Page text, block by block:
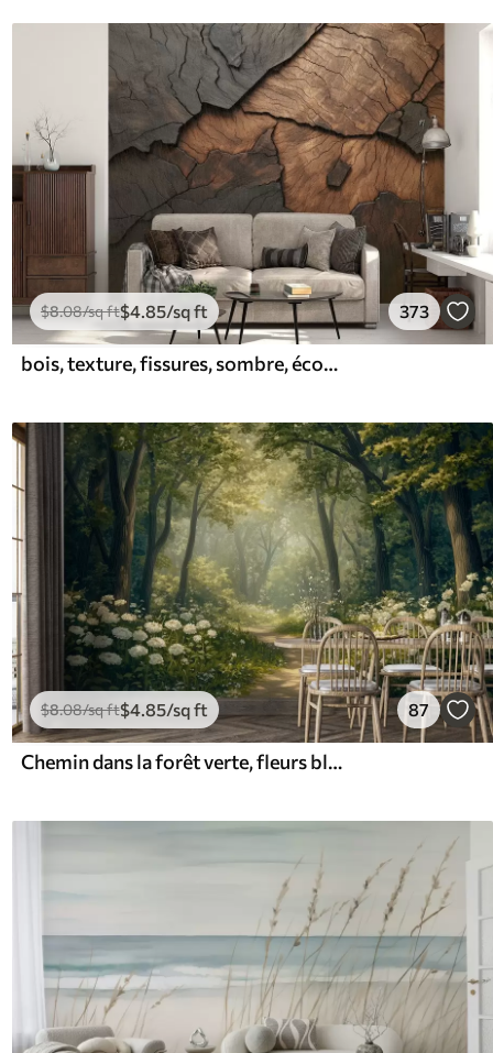
$8.08/sq ft$4.85/sq ft 373
bois, texture, fissures, sombre, écorce, surface
$8.08/sq ft$4.85/sq ft 87
Chemin dans la forêt verte, fleurs blanches, lumière du soleil, dessin de style acrylique